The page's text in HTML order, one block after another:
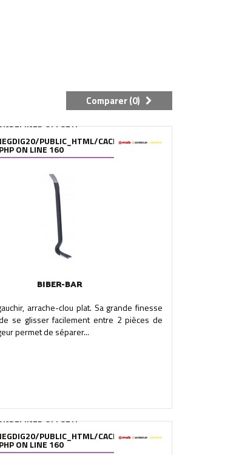
Comparer (0)
OFFSET:
PUBLIC_HTML/CACHE/SMARTY/COMPILE/
ON LINE 160
BIBER-BAR
arrache-clou plat. Sa grande finesse
se glisser facilement entre 2 pièces de
permet de séparer...
OFFSET:
PUBLIC_HTML/CACHE/SMARTY/COMPILE/
ON LINE 160